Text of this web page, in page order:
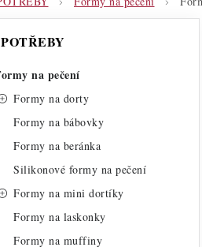
POTŘEBY
na pečení
Formy na dorty
Formy na bábovky
Formy na beránka
Silikonové formy na pečení
Formy na mini dortíky
Formy na laskonky
Formy na muffiny